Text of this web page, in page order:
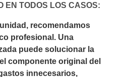
EN TODOS LOS CASOS:
recomendamos
profesional. Una
puede solucionar la
componente original del
innecesarios,